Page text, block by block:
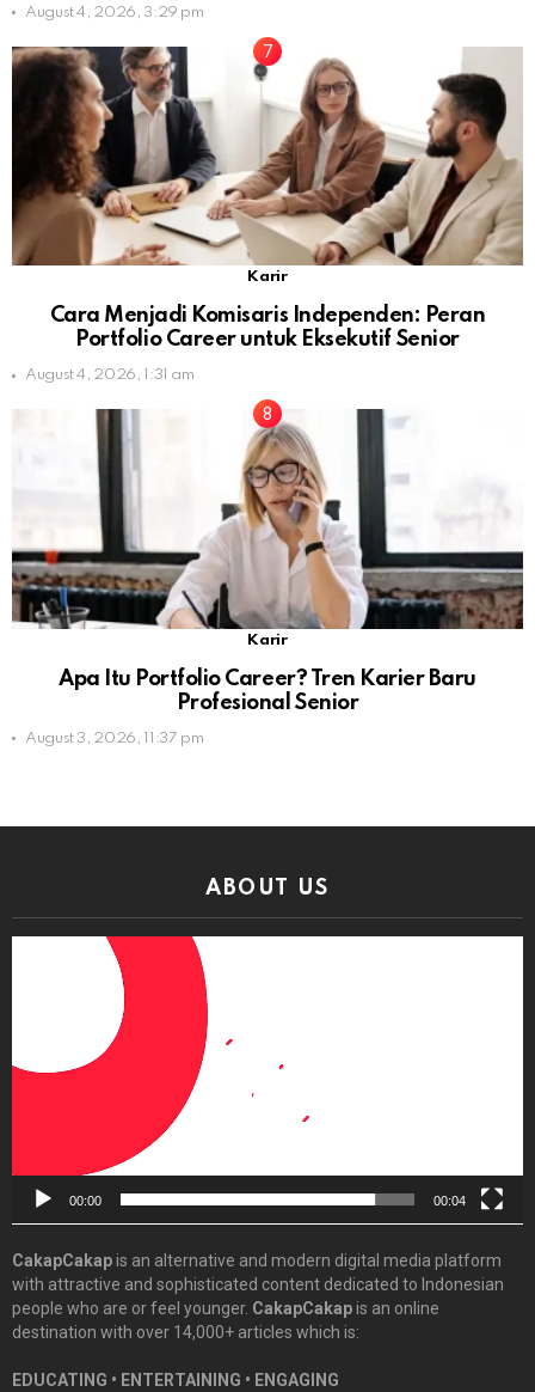
August 4, 2026, 3:29 pm
Karir
Cara Menjadi Komisaris Independen: Peran
Portfolio Career untuk Eksekutif Senior
August 4, 2026, 1:31 am
Karir
Apa Itu Portfolio Career? Tren Karier Baru
Profesional Senior
August 3, 2026, 11:37 pm
ABOUT US
00:00 00:04
CakapCakapis an alternative and modern digital media platform
with attractive and sophisticated content dedicated to Indonesian
people who are or feel younger. CakapCakapis an online
destination with over 14,000+ articles which is:
EDUCATING • ENTERTAINING • ENGAGING